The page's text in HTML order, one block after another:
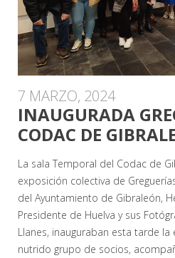
7 MARZO, 2024
INAUGURADA
CODAC DE
La sala Temporal del Codac de
exposición colectiva de
del Ayuntamiento de Gibraleón,
Presidente de Huelva y sus
Llanes, inauguraban esta tarde la
nutrido grupo de socios,